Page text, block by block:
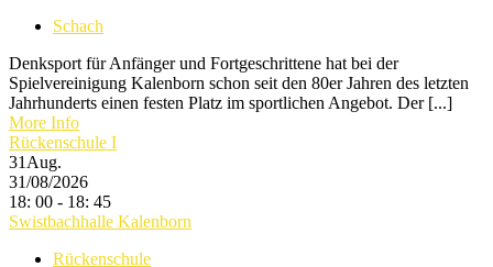
Schach
Denksport für Anfänger und Fortgeschrittene hat bei der
Spielvereinigung Kalenborn schon seit den 80er Jahren des letzten
Jahrhunderts einen festen Platz im sportlichen Angebot. Der [...]
More Info
Rückenschule I
31 Aug.
31/08/2026
18: 00 - 18: 45
Swistbachhalle Kalenborn
Rückenschule